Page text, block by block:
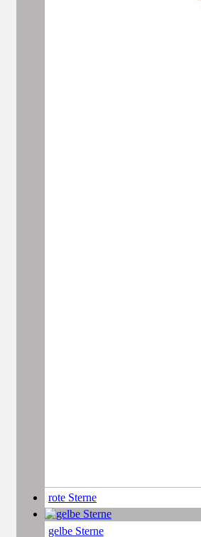
rote Sterne
gelbe Sterne